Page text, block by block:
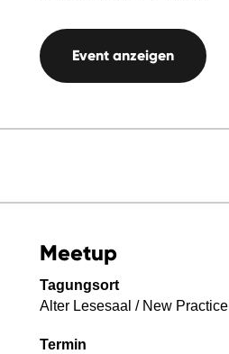
Event anzeigen
Meetup
Tagungsort
Alter Lesesaal / New
Termin